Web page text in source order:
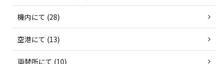
機内にて (28)
空港にて (13)
両替所にて (10)